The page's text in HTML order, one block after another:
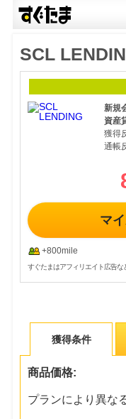
SCL
新規
資産
獲得
通帳
マ
+800mile
すぐたまはアフィリエイト広告
獲得条件
商品価格:
プランにより異な